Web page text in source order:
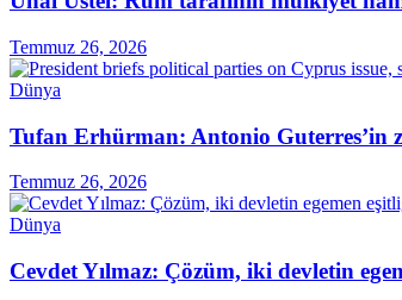
Temmuz 26, 2026
Dünya
Tufan Erhürman: Antonio Guterres’in
Temmuz 26, 2026
Dünya
Cevdet Yılmaz: Çözüm, iki devletin